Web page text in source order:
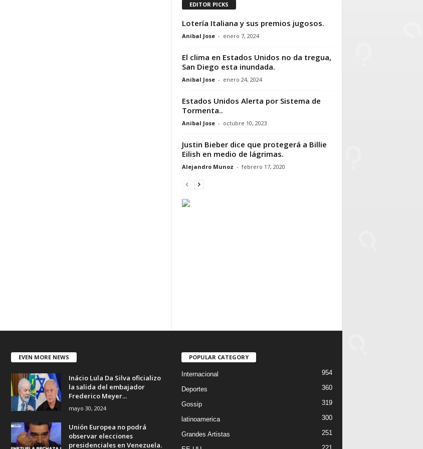
EDITOR PICKS
Lotería Italiana y sus premios jugosos.
Anibal Jose - enero 7, 2024
El clima en Estados Unidos no da tregua,
San Diego esta inundada.
Anibal Jose - enero 24, 2024
Estados Unidos Alerta por Sistema de
Tormenta..
Anibal Jose - octubre 10, 2023
Justin Bieber dice que protegerá a Billie
Eilish en medio de lágrimas.
Alejandro Munoz - febrero 17, 2020
EVEN MORE NEWS
Inácio Lula Da Silva oficializo
la salida del embajador
Frederico Meyer...
mayo 30, 2024
Unión Europea no podrá
observar elecciones
presidenciales en Venezuela.
POPULAR CATEGORY
Internacional 954
Deportes 360
Gossip 319
latinoamerica 300
Grandes Artistas 251